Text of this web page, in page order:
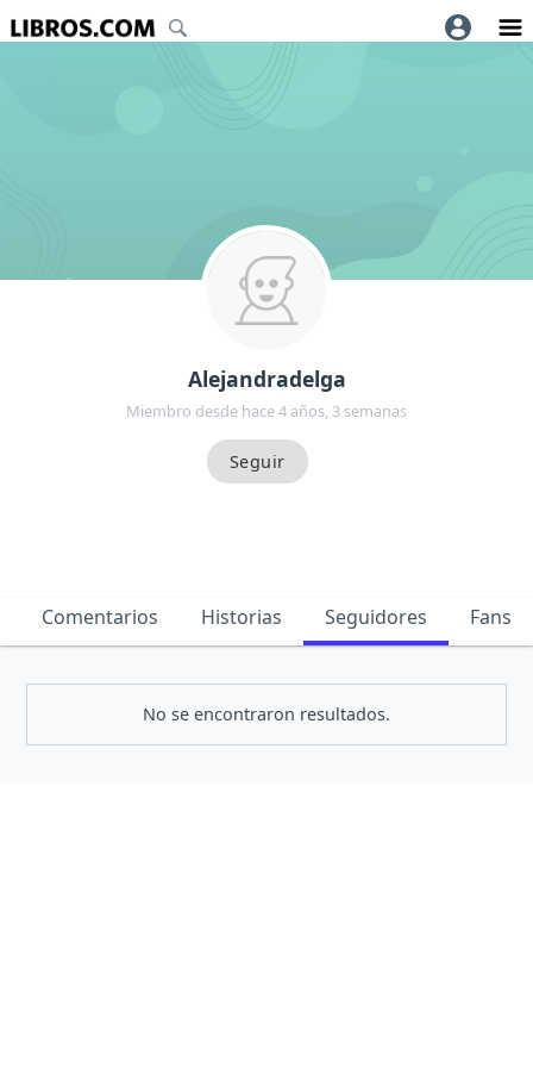
Alejandradelga
Miembro desde hace 4 años, 3 semanas
Comentarios Historias Seguidores Fans
No se encontraron resultados.